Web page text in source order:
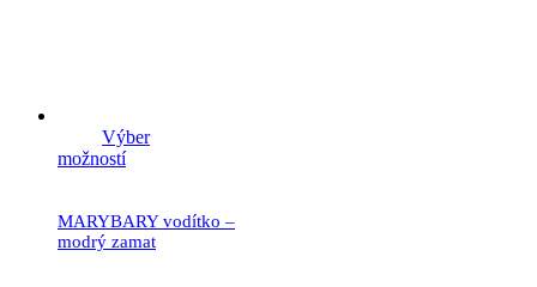
Výber
možností
MARYBARY vodítko –
modrý zamat